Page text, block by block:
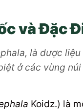
và Đặc
là dược
ở các vùng
Koidz.) là